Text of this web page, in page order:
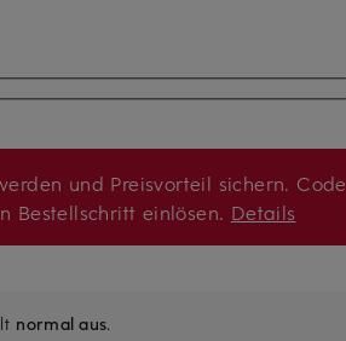
und Preisvorteil sichern. Code
Bestellschritt einlösen. Details
normal aus.